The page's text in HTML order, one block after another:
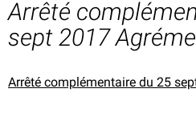
Arrêté
sept 2017
Arrêté complémentaire du 25